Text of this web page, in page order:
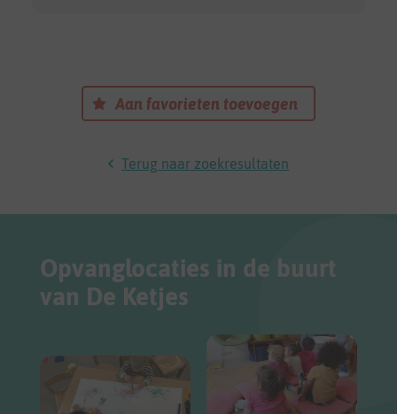
Aan favorieten toevoegen
Terug naar zoekresultaten
Opvanglocaties in de buurt
van De Ketjes